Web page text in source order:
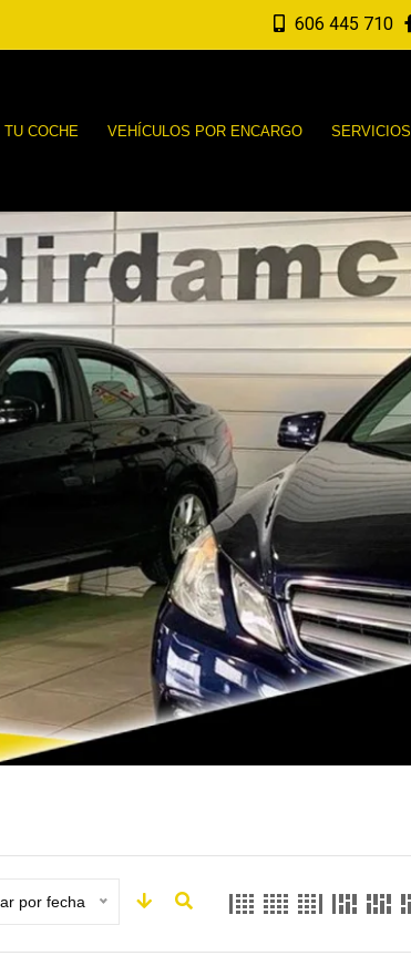
606 445 710
COCHE VEHÍCULOS POR ENCARGO SERVICIOS
por fecha